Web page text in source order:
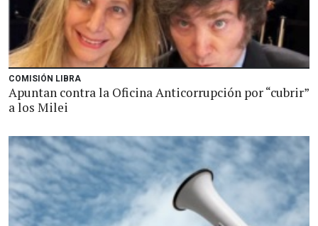
COMISIÓN LIBRA
Apuntan contra la Oficina Anticorrupción por “cubrir”
a los Milei